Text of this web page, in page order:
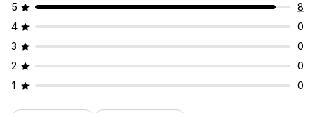
5
8
4
0
3
0
2
0
1
0